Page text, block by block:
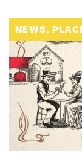
NEWS,